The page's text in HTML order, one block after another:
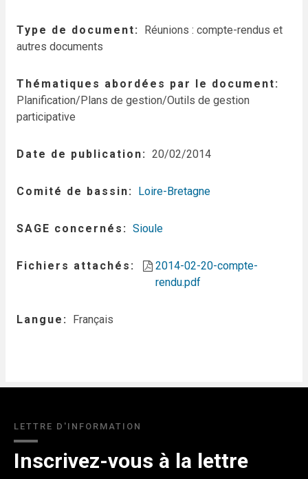
Type de document
Réunions : compte-rendus et
autres documents
Thématiques abordées par le document
Planification/Plans de gestion/Outils de gestion
participative
Date de publication 20/02/2014
Comité de bassin Loire-Bretagne
SAGE concernés Sioule
Fichiers attachés
2014-02-20-compte-
rendu.pdf
Langue Français
LETTRE D'INFORMATION
Inscrivez-vous à la lettre